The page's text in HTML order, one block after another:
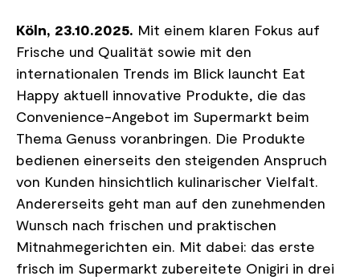
Köln, 23.10.2025. Mit einem klaren Fokus auf
Frische und Qualität sowie mit den
internationalen Trends im Blick launcht Eat
Happy aktuell innovative Produkte, die das
Convenience-Angebot im Supermarkt beim
Thema Genuss voranbringen. Die Produkte
bedienen einerseits den steigenden Anspruch
von Kunden hinsichtlich kulinarischer Vielfalt.
Andererseits geht man auf den zunehmenden
Wunsch nach frischen und praktischen
Mitnahmegerichten ein. Mit dabei: das erste
frisch im Supermarkt zubereitete Onigiri in drei